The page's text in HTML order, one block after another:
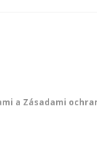
a Zásadami